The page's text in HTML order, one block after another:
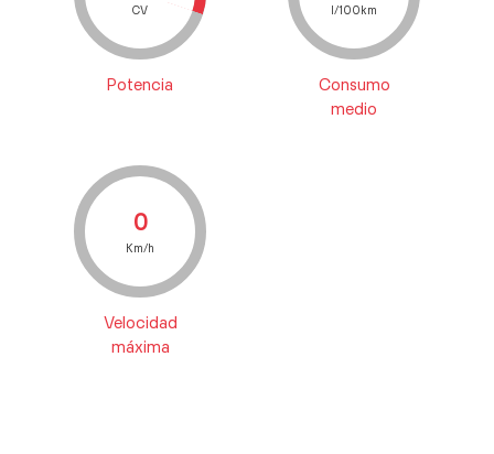
CV
Potencia
l/100km
Consumo
medio
0
Km/h
Velocidad
máxima